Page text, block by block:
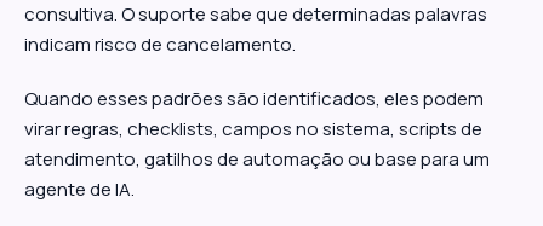
consultiva. O suporte sabe que determinadas palavras
indicam risco de cancelamento.
Quando esses padrões são identificados, eles podem
virar regras, checklists, campos no sistema, scripts de
atendimento, gatilhos de automação ou base para um
agente de IA.